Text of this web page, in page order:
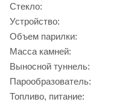
Стекло:
Устройство:
Объем парилки:
Масса камней:
Выносной туннель:
Парообразователь:
Топливо, питание: